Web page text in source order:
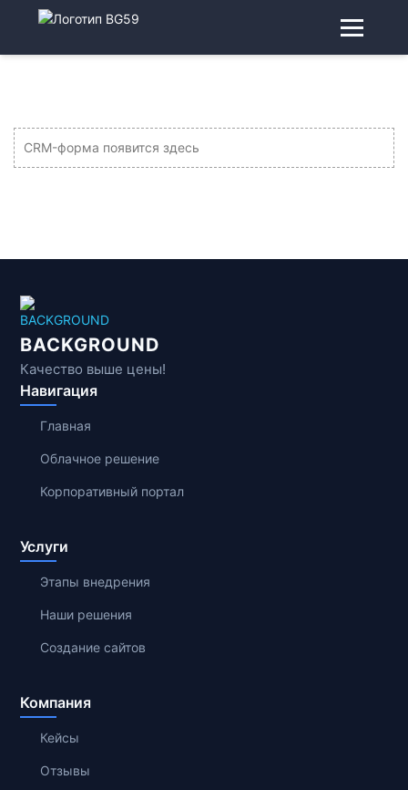
CRM-форма появится здесь
BACKGROUND
Качество выше цены!
Навигация
Главная
Облачное решение
Корпоративный портал
Услуги
Этапы внедрения
Наши решения
Создание сайтов
Компания
Кейсы
Отзывы